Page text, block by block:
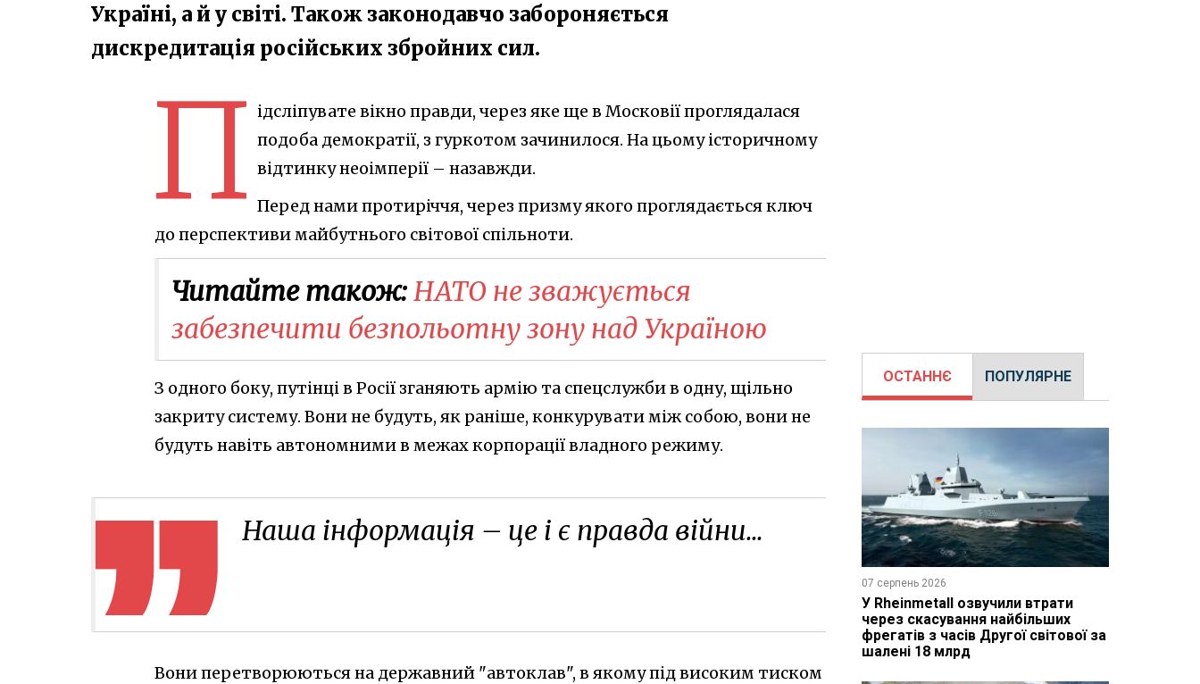
Україні, а й у світі. Також законодавчо забороняється
дискредитація російських збройних сил.
П ідсліпувате вікно правди, через яке ще в Московії проглядалася
подоба демократії, з гуркотом зачинилося. На цьому історичному
відтинку неоімперії – назавжди.
Перед нами протиріччя, через призму якого проглядається ключ
до перспективи майбутнього світової спільноти.
Читайте також:НАТО не зважується
забезпечити безпольотну зону над Україною
З одного боку, путінці в Росії зганяють армію та спецслужби в одну, щільно
закриту систему. Вони не будуть, як раніше, конкурувати між собою, вони не
будуть навіть автономними в межах корпорації владного режиму.
Наша інформація – це і є правда війни...
Вони перетворюються на державний "автоклав", в якому під високим тиском
ОСТАННЄ ПОПУЛЯРНЕ
07 серпень 2026
У Rheinmetall озвучили втрати
через скасування найбільших
фрегатів з часів Другої світової за
шалені 18 млрд